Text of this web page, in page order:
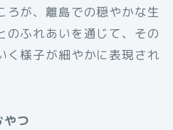
ろが、離島での穏やかな生
のふれあいを通じて、その
く様子が細やかに表現され
やつ